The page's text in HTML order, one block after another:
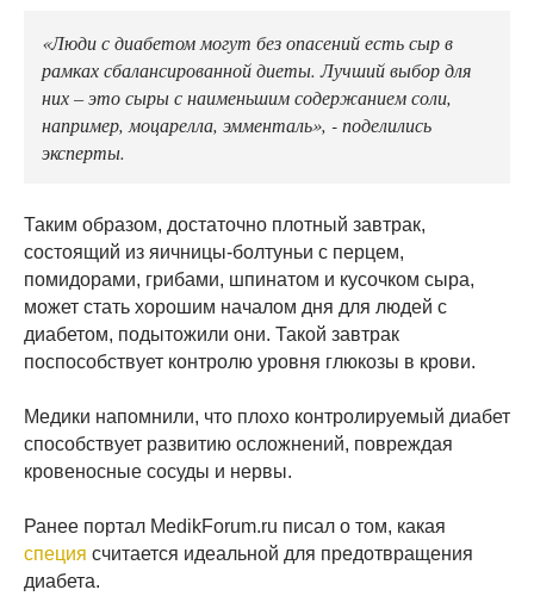
«Люди с диабетом могут без опасений есть сыр в
рамках сбалансированной диеты. Лучший выбор для
них – это сыры с наименьшим содержанием соли,
например, моцарелла, эмменталь», - поделились
эксперты.
Таким образом, достаточно плотный завтрак,
состоящий из яичницы-болтуньи с перцем,
помидорами, грибами, шпинатом и кусочком сыра,
может стать хорошим началом дня для людей с
диабетом, подытожили они. Такой завтрак
поспособствует контролю уровня глюкозы в крови.
Медики напомнили, что плохо контролируемый диабет
способствует развитию осложнений, повреждая
кровеносные сосуды и нервы.
Ранее портал MedikForum.ru писал о том, какая
специя считается идеальной для предотвращения
диабета.